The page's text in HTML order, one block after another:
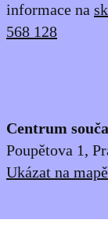
informace na
568 128
Centrum
Poupětova 1,
Ukázat na mapě